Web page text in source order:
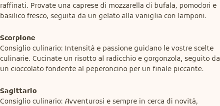
raffinati. Provate una caprese di mozzarella di bufala, pomodori e
basilico fresco, seguita da un gelato alla vaniglia con lamponi.
Scorpione
Consiglio culinario: Intensità e passione guidano le vostre scelte
culinarie. Cucinate un risotto al radicchio e gorgonzola, seguito da
un cioccolato fondente al peperoncino per un finale piccante.
Sagittario
Consiglio culinario: Avventurosi e sempre in cerca di novità,